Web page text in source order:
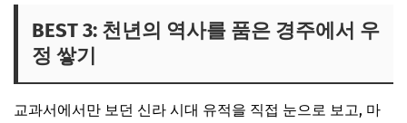
BEST 3: 천년의 역사를 품은 경주에서 우
정 쌓기
교과서에서만 보던 신라 시대 유적을 직접 눈으로 보고, 마